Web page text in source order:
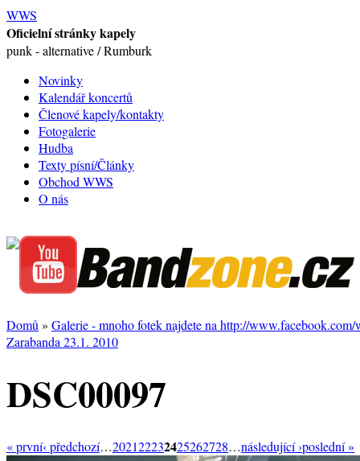
WWS
Oficielní stránky kapely
punk - alternative / Rumburk
Novinky
Kalendář koncertů
Členové kapely/kontakty
Fotogalerie
Hudba
Texty písní/Články
Obchod WWS
O nás
Domů » Galerie - mnoho fotek najdete na http://www.facebook.com/
Zarabanda 23.1. 2010
DSC00097
« první‹ předchozí…202122232425262728…následující ›poslední »